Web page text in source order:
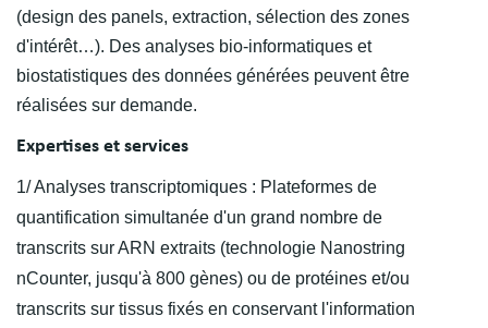
(design des panels, extraction, sélection des zones
d'intérêt…). Des analyses bio-informatiques et
biostatistiques des données générées peuvent être
réalisées sur demande.
Expertises et services
1/ Analyses transcriptomiques : Plateformes de
quantification simultanée d'un grand nombre de
transcrits sur ARN extraits (technologie Nanostring
nCounter, jusqu'à 800 gènes) ou de protéines et/ou
transcrits sur tissus fixés en conservant l'information